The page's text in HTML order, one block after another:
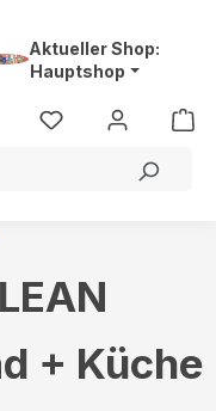
Aktueller Shop:
Hauptshop
+ Küche